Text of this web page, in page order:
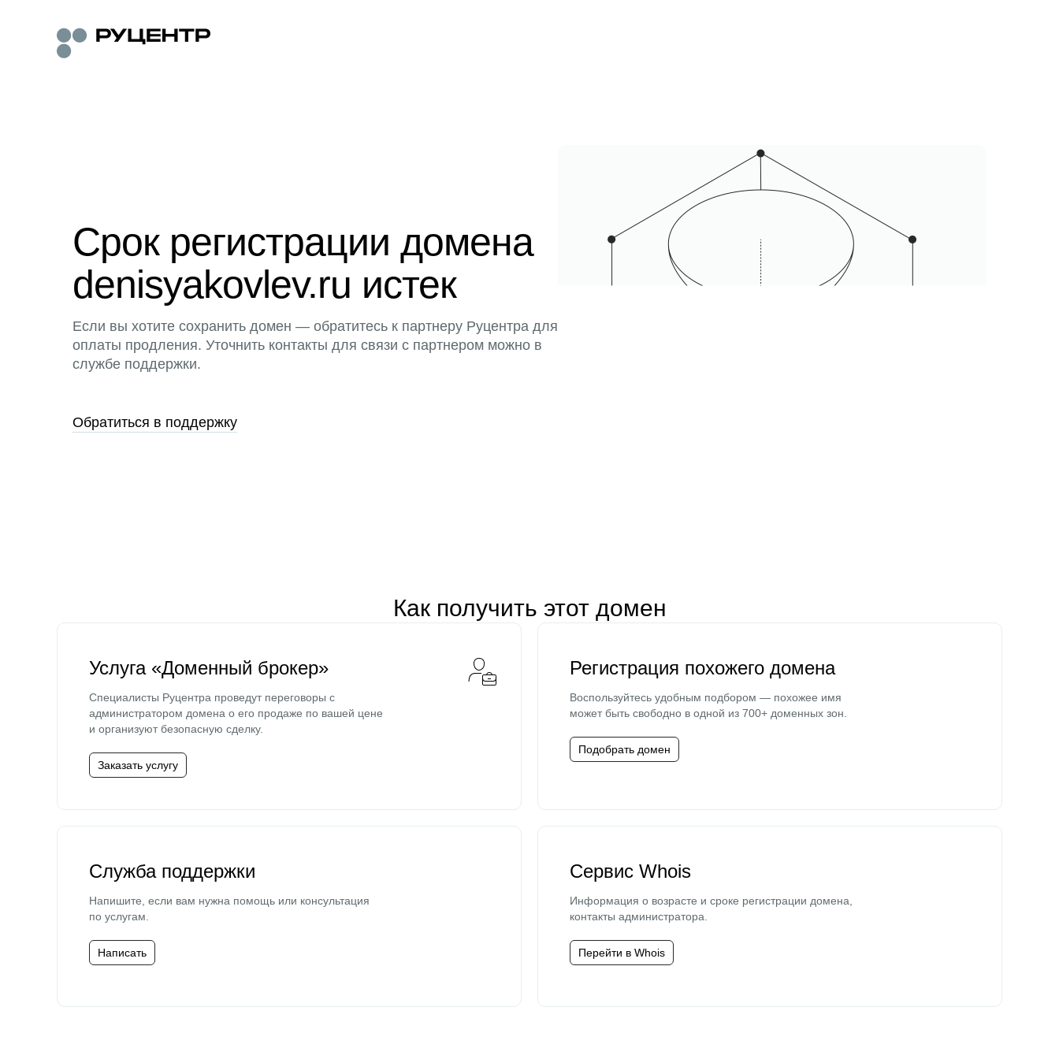
Срок регистрации домена
denisyakovlev.ru истек
Если вы хотите сохранить домен — обратитесь к партнеру Руцентра для
оплаты продления. Уточнить контакты для связи с партнером можно в
службе поддержки.
Обратиться в поддержку
Как получить этот домен
Услуга «Доменный брокер»
Специалисты Руцентра проведут переговоры с
администратором домена о его продаже по вашей цене
и организуют безопасную сделку.
Заказать услугу
Регистрация похожего домена
Воспользуйтесь удобным подбором — похожее имя
может быть свободно в одной из 700+ доменных зон.
Подобрать домен
Служба поддержки
Напишите, если вам нужна помощь или консультация
по услугам.
Написать
Сервис Whois
Информация о возрасте и сроке регистрации домена,
контакты администратора.
Перейти в Whois